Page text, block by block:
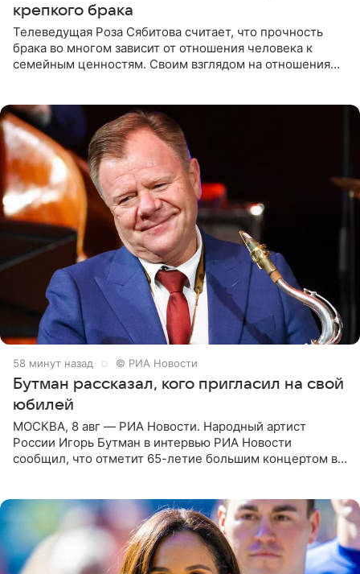
крепкого брака
Телеведущая Роза Сябитова считает, что прочность
брака во многом зависит от отношения человека к
семейным ценностям. Своим взглядом на отношения
58 минут назад © РИА Новости
Бутман рассказал, кого пригласил на свой
юбилей
МОСКВА, 8 авг — РИА Новости. Народный артист
России Игорь Бутман в интервью РИА Новости
сообщил, что отметит 65-летие большим концертом в